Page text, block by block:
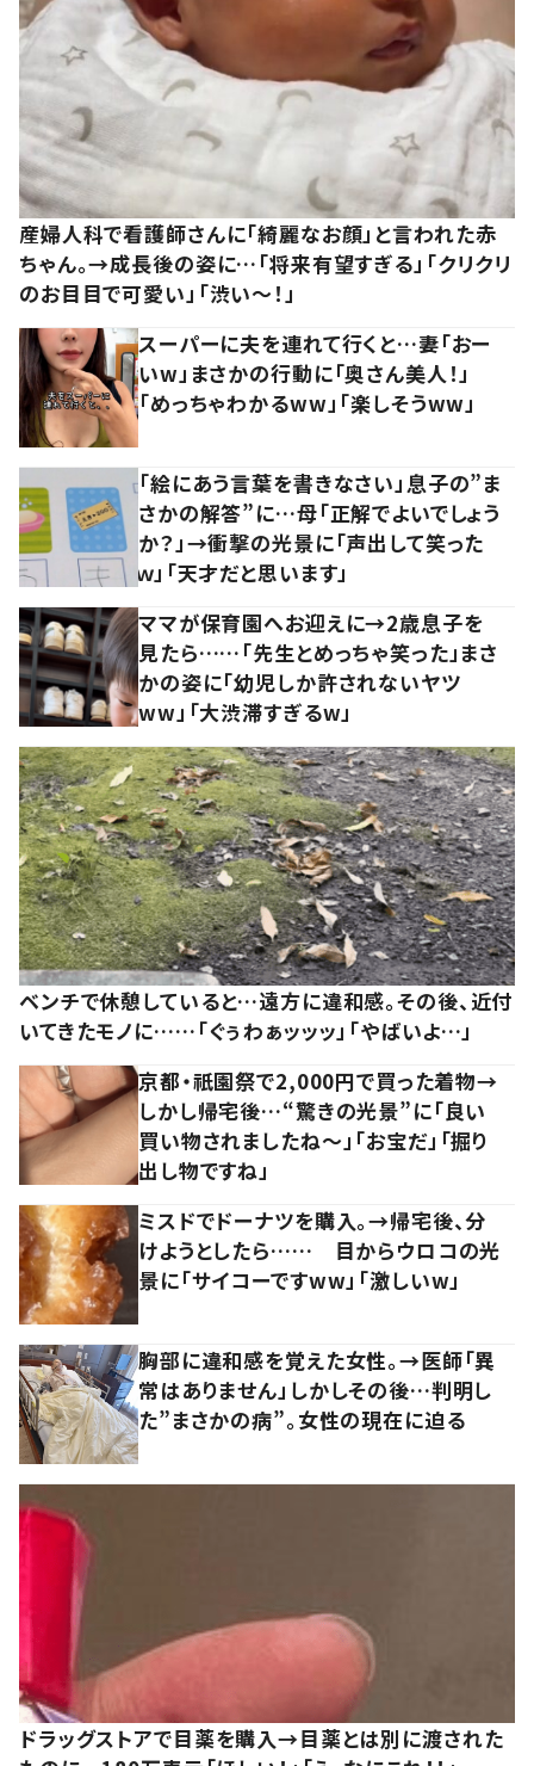
産婦人科で看護師さんに「綺麗なお顔」と言われた赤
ちゃん。→成長後の姿に…「将来有望すぎる」「クリクリ
のお目目で可愛い」「渋い～！」
スーパーに夫を連れて行くと…妻「おー
いw」まさかの行動に「奥さん美人！」
「めっちゃわかるww」「楽しそうww」
「絵にあう言葉を書きなさい」息子の”ま
さかの解答”に…母「正解でよいでしょう
か？」→衝撃の光景に「声出して笑った
ｗ」「天才だと思います」
ママが保育園へお迎えに→2歳息子を
見たら……「先生とめっちゃ笑った」まさ
かの姿に「幼児しか許されないヤツ
ww」「大渋滞すぎるw」
ベンチで休憩していると…遠方に違和感。その後、近付
いてきたモノに……「ぐぅわぁッッッ」「やばいよ…」
京都・祇園祭で2,000円で買った着物→
しかし帰宅後…“驚きの光景”に「良い
買い物されましたね～」「お宝だ」「掘り
出し物ですね」
ミスドでドーナツを購入。→帰宅後、分
けようとしたら…… 目からウロコの光
景に「サイコーですww」「激しいw」
胸部に違和感を覚えた女性。→医師「異
常はありません」しかしその後…判明し
た”まさかの病”。女性の現在に迫る
ドラッグストアで目薬を購入→目薬とは別に渡された